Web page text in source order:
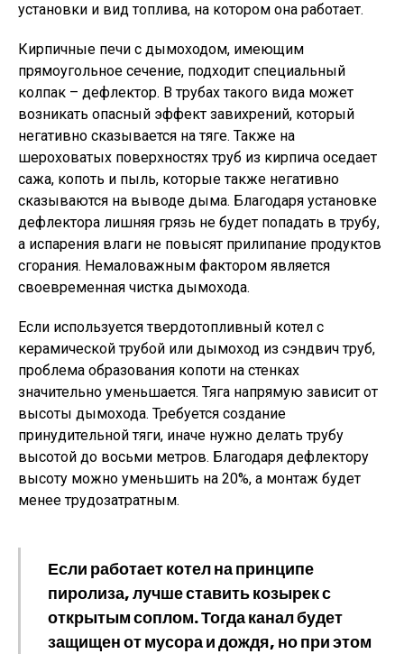
установки и вид топлива, на котором она работает.
Кирпичные печи с дымоходом, имеющим
прямоугольное сечение, подходит специальный
колпак – дефлектор. В трубах такого вида может
возникать опасный эффект завихрений, который
негативно сказывается на тяге. Также на
шероховатых поверхностях труб из кирпича оседает
сажа, копоть и пыль, которые также негативно
сказываются на выводе дыма. Благодаря установке
дефлектора лишняя грязь не будет попадать в трубу,
а испарения влаги не повысят прилипание продуктов
сгорания. Немаловажным фактором является
своевременная чистка дымохода.
Если используется твердотопливный котел с
керамической трубой или дымоход из сэндвич труб,
проблема образования копоти на стенках
значительно уменьшается. Тяга напрямую зависит от
высоты дымохода. Требуется создание
принудительной тяги, иначе нужно делать трубу
высотой до восьми метров. Благодаря дефлектору
высоту можно уменьшить на 20%, а монтаж будет
менее трудозатратным.
Если работает котел на принципе
пиролиза, лучше ставить козырек с
открытым соплом. Тогда канал будет
защищен от мусора и дождя, но при этом